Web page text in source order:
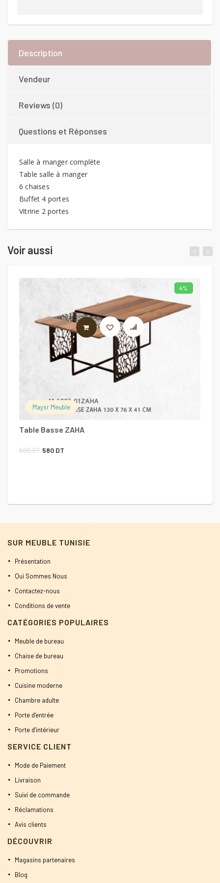
Description
Vendeur
Reviews (0)
Questions et Réponses
Salle à manger complète
Table salle à manger
6 chaises
Buffet 4 portes
Vitrine 2 portes
Voir aussi
4%
Maysr Meuble
Table Basse ZAHA
600DT Le
600 DT.
580 DT
580 DT.
AJOUTER AU PANIER
SUR MEUBLE TUNISIE
Présentation
Qui Sommes Nous
Contactez-nous
Conditions de vente
CATÉGORIES POPULAIRES
Meuble de bureau
Chaise de bureau
Promotions
Cuisine moderne
Chambre adulte
Porte d’entrée
Porte d’intérieur
SERVICE CLIENT
Mode de Paiement
Livraison
Suivi de commande
Réclamations
Avis clients
DÉCOUVRIR
Magasins partenaires
Blog